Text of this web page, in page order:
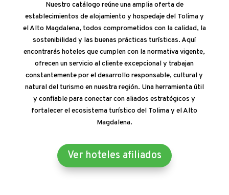
Nuestro catálogo reúne una amplia oferta de
establecimientos de alojamiento y hospedaje del Tolima y
el Alto Magdalena, todos comprometidos con la calidad, la
sostenibilidad y las buenas prácticas turísticas. Aquí
encontrarás hoteles que cumplen con la normativa vigente,
ofrecen un servicio al cliente excepcional y trabajan
constantemente por el desarrollo responsable, cultural y
natural del turismo en nuestra región. Una herramienta útil
y confiable para conectar con aliados estratégicos y
fortalecer el ecosistema turístico del Tolima y el Alto
Magdalena.
Ver hoteles afiliados